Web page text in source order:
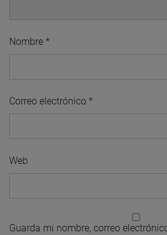
Nombre *
Correo electrónico *
Web
Guarda mi nombre, correo